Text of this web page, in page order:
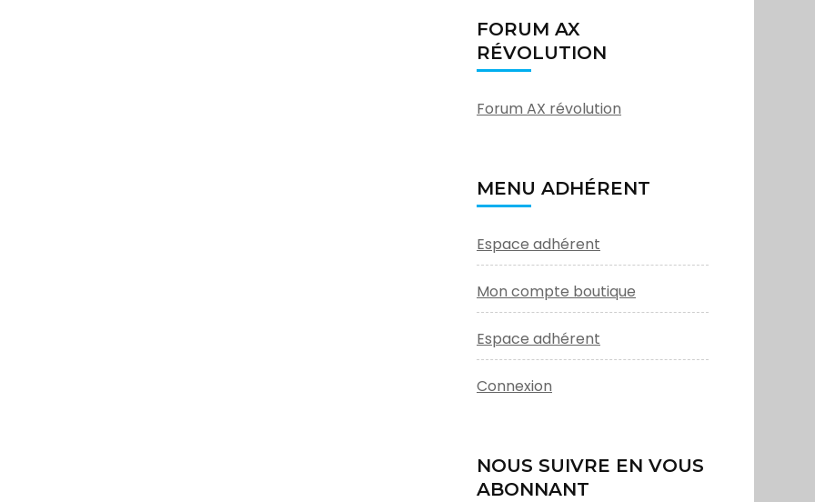
FORUM AX
RÉVOLUTION
Forum AX révolution
MENU ADHÉRENT
Espace adhérent
Mon compte boutique
Espace adhérent
Connexion
NOUS SUIVRE EN VOUS
ABONNANT